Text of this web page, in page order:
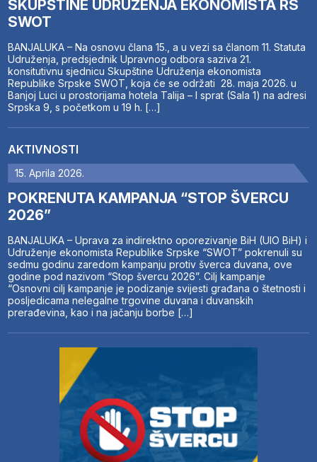
SKUPŠTINE UDRUŽENJA EKONOMISTA RS
SWOT
BANJALUKA – Na osnovu člana 15., a u vezi sa članom 11. Statuta
Udruženja, predsjednik Upravnog odbora saziva 21.
konsitutivnu sjednicu Skupštine Udruženja ekonomista
Republike Srpske SWOT, koja će se održati 28. maja 2026. u
Banjoj Luci u prostorijama hotela Talija – I sprat (Sala 1) na adresi
Srpska 9, s početkom u 19 h. […]
AKTIVNOSTI
15. Aprila 2026.
POKRENUTA KAMPANJA “STOP ŠVERCU
2026”
BANJALUKA – Uprava za indirektno oporezivanje BiH (UIO BiH) i
Udruženje ekonomista Republike Srpske “SWOT” pokrenuli su
sedmu godinu zaredom kampanju protiv šverca duvana, ove
godine pod nazivom “Stop švercu 2026”. Cilj kampanje
“Osnovni cilj kampanje je podizanje svijesti građana o štetnosti i
posljedicama nelegalne trgovine duvana i duvanskih
prerađevina, kao i na jačanju borbe […]